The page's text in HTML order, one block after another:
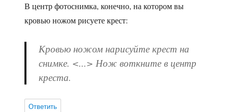
В центр фотоснимка, конечно, на котором вы
кровью ножом рисуете крест:
Кровью ножом нарисуйте крест на
снимке. <...> Нож воткните в центр
креста.
Ответить